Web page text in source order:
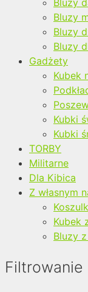
Bluzy
Bluzy
Bluzy
Bluzy
Gadżety
Kubek
Kubki
Kubki
TORBY
Militarne
Dla Kibica
Z własnym
Kubek
Bluzy
Filtrowanie